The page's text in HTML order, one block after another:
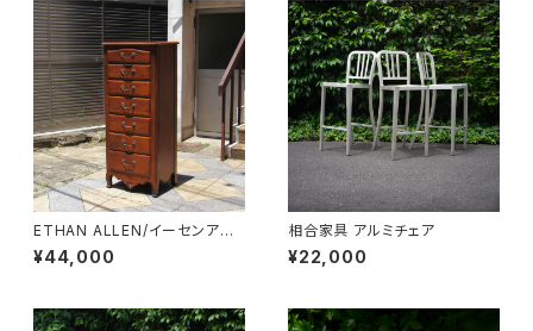
ETHAN ALLEN/イーセンアー
レン 7段トールチェスト
¥44,000
相合家具 アルミチェア
¥22,000